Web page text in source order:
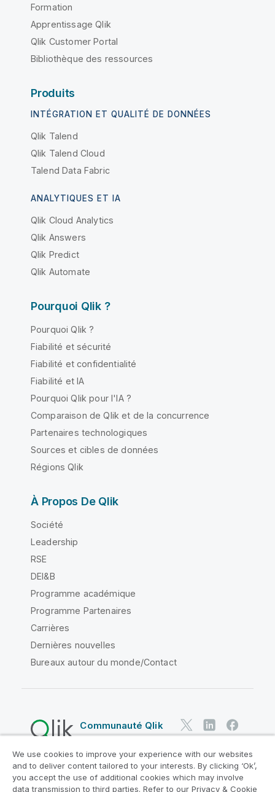
Formation
Apprentissage Qlik
Qlik Customer Portal
Bibliothèque des ressources
Produits
INTÉGRATION ET QUALITÉ DE DONNÉES
Qlik Talend
Qlik Talend Cloud
Talend Data Fabric
ANALYTIQUES ET IA
Qlik Cloud Analytics
Qlik Answers
Qlik Predict
Qlik Automate
Pourquoi Qlik ?
Pourquoi Qlik ?
Fiabilité et sécurité
Fiabilité et confidentialité
Fiabilité et IA
Pourquoi Qlik pour l'IA ?
Comparaison de Qlik et de la concurrence
Partenaires technologiques
Sources et cibles de données
Régions Qlik
À Propos De Qlik
Société
Leadership
RSE
DEI&B
Programme académique
Programme Partenaires
Carrières
Dernières nouvelles
Bureaux autour du monde/Contact
Communauté Qlik
Contrats juridiques
Conditions d'utilisation des produits
We use cookies to improve your experience with our websites
and to deliver content tailored to your interests. By clicking ‘Ok’,
you accept the use of additional cookies which may involve
data transmission to third parties. Refer to our Privacy & Cookie